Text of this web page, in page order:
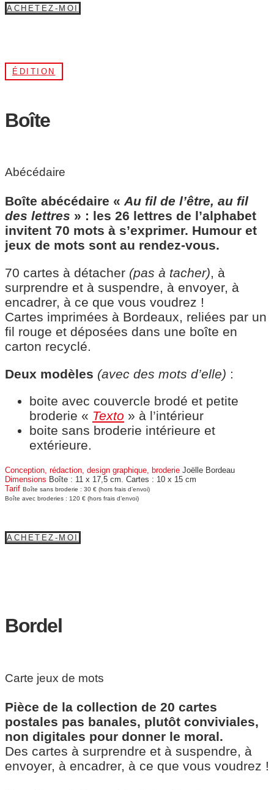
ACHETEZ-MOI
ÉDITION
Boîte
Abécédaire
Boîte abécédaire « Au fil de l’être, au fil
des lettres » : les 26 lettres de l’alphabet
invitent 70 mots à s’exprimer. Humour et
jeux de mots sont au rendez-vous.
70 cartes à détacher (pas à tacher), à
surprendre et à suspendre, à envoyer, à
encadrer, à ce que vous voudrez !
Cartes imprimées à Bordeaux, reliées par un
fil rouge et déposées dans une boîte en
carton recyclé.
Deux modèles (avec des mots d’elle) :
boite avec couvercle brodé et petite
broderie « Texto » à l’intérieur
boite sans broderie intérieure et
extérieure.
Conception, rédaction, design graphique, broderie Joëlle Bordeau
Dimensions Boîte : 11 x 17,5 cm. Cartes : 10 x 15 cm
Tarif Boîte sans broderie : 30 € (hors frais d’envoi)
Boîte avec broderies : 120 € (hors frais d’envoi)
ACHETEZ-MOI
Bordel
Carte jeux de mots
Pièce de la collection de 20 cartes
postales pas banales, plutôt conviviales,
non digitales pour donner le moral.
Des cartes à surprendre et à suspendre, à
envoyer, à encadrer, à ce que vous voudrez !